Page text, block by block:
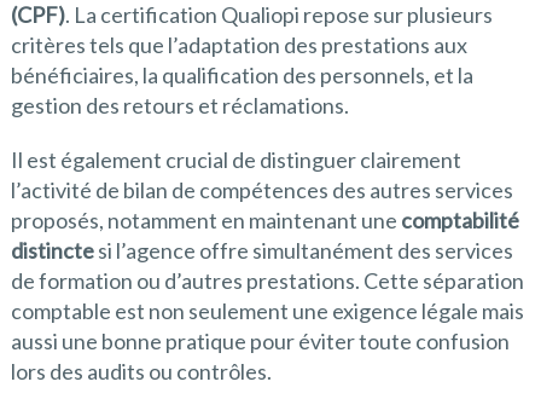
(CPF). La certification Qualiopi repose sur plusieurs
critères tels que l’adaptation des prestations aux
bénéficiaires, la qualification des personnels, et la
gestion des retours et réclamations.
Il est également crucial de distinguer clairement
l’activité de bilan de compétences des autres services
proposés, notamment en maintenant une comptabilité
distinctesi l’agence offre simultanément des services
de formation ou d’autres prestations. Cette séparation
comptable est non seulement une exigence légale mais
aussi une bonne pratique pour éviter toute confusion
lors des audits ou contrôles.